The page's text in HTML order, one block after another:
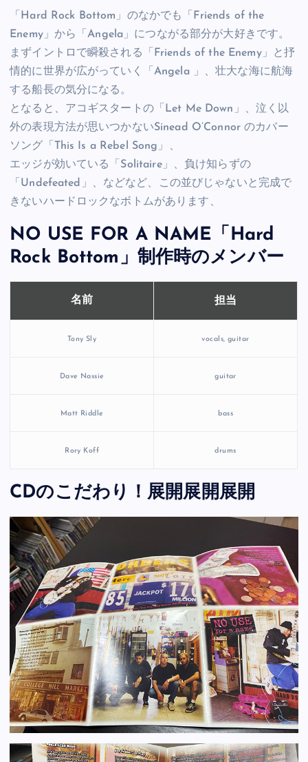
「Hard Rock Bottom」のなかでも「Friends of the
Enemy」から「Angela」につながる部分が大好きです。
まずイントロで瞬殺される「Friends of the Enemy」と抒
情的に世界が広がっていく「Angela 」、壮大な海に航海
する船長の気分になる。
となると、アコギスタートの「Let Me Down」、泣く以
外の表現方法が思いつかないSinead O’Connor のカバー
ソング「This Is a Rebel Song」、
エッジが効いている「Solitaire」、負け知らずの
「Undefeated」、などなど、この並びじゃないと完成で
きないハードロックなボトムがあります、
NO USE FOR A NAME「Hard
Rock Bottom」制作時のメンバー
名前 担当
Tony Sly vocals, guitar
Dave Nassie guitar
Matt Riddle bass
Rory Koff drums
CDのこだわり！展開展開展開